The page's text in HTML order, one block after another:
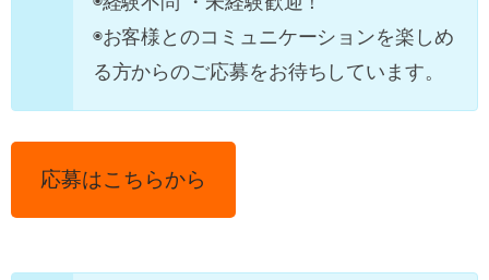
◉お客様とのコミュニケーションを楽しめ
る方からのご応募をお待ちしています。
応募はこちらから